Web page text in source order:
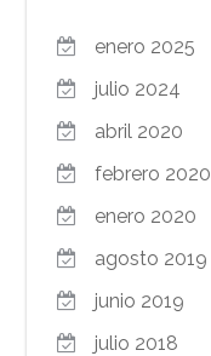
enero 2025
julio 2024
abril 2020
febrero 2020
enero 2020
agosto 2019
junio 2019
julio 2018